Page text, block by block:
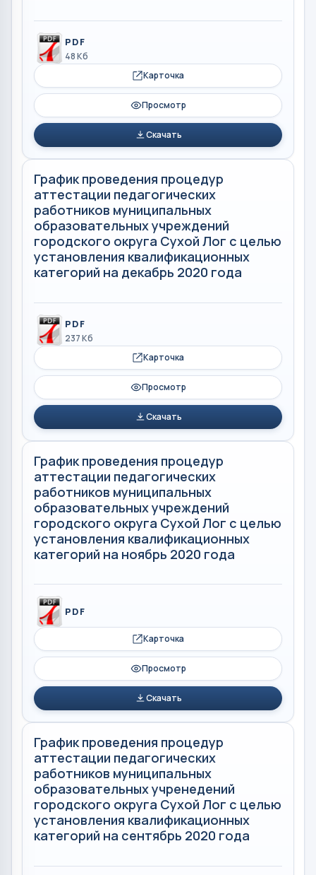
PDF
48 Кб
Карточка
Просмотр
Скачать
График проведения процедур
аттестации педагогических
работников муниципальных
образовательных учреждений
городского округа Сухой Лог с целью
установления квалификационных
категорий на декабрь 2020 года
PDF
237 Кб
Карточка
Просмотр
Скачать
График проведения процедур
аттестации педагогических
работников муниципальных
образовательных учреждений
городского округа Сухой Лог с целью
установления квалификационных
категорий на ноябрь 2020 года
PDF
Карточка
Просмотр
Скачать
График проведения процедур
аттестации педагогических
работников муниципальных
образовательных учренедений
городского округа Сухой Лог с целью
установления квалификационных
категорий на сентябрь 2020 года